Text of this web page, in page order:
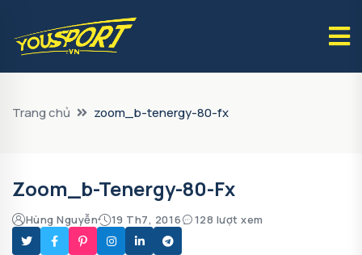
Trang chủ zoom_b-tenergy-80-fx
Zoom_b-Tenergy-80-Fx
Hùng Nguyễn 19 Th7, 2016 128 lượt xem